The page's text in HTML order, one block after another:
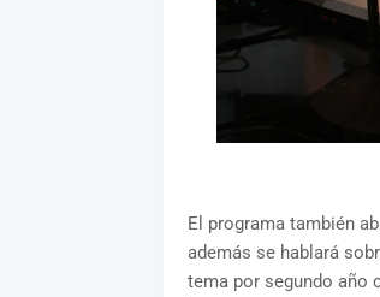
El programa también
además se hablará
tema por segundo año